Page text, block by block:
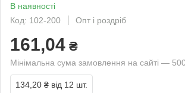
В наявності
Код: 102-200
Опт і роздріб
161,04 ₴
Мінімальна сума замовлення на сайті —
134,20 ₴ від 12 шт.